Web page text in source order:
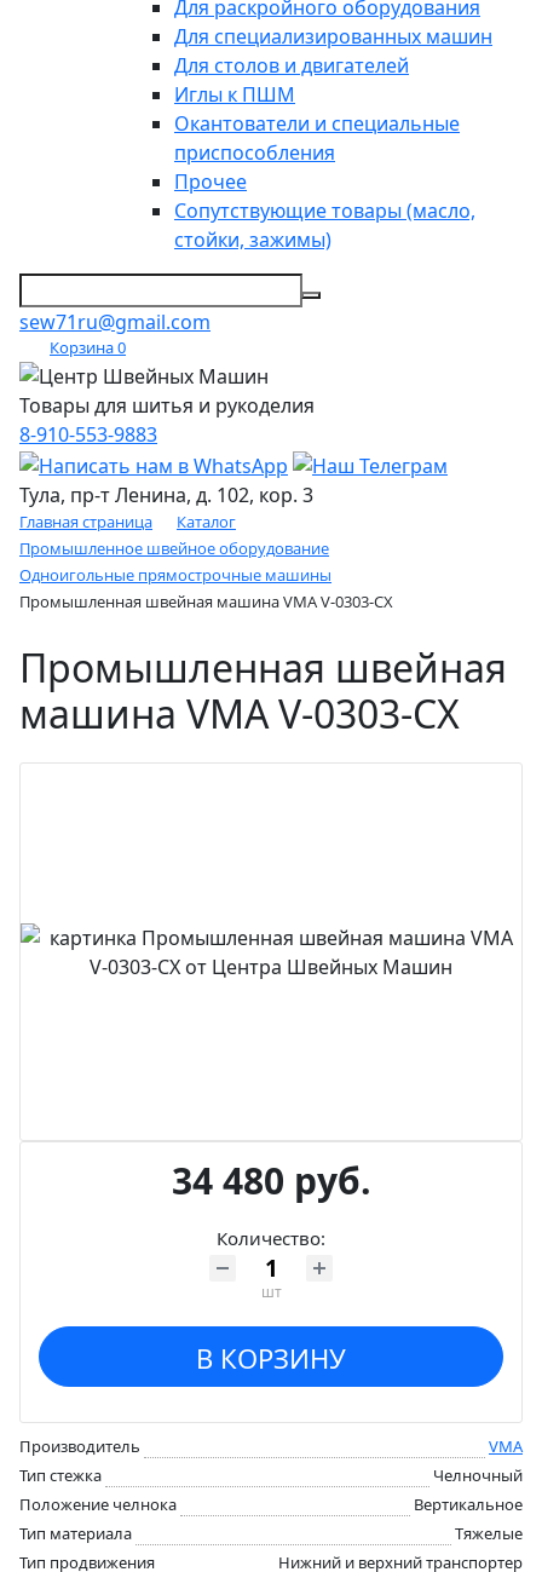
Для раскройного оборудования
Для специализированных машин
Для столов и двигателей
Иглы к ПШМ
Окантователи и специальные
приспособления
Прочее
Сопутствующие товары (масло,
стойки, зажимы)
sew71ru@gmail.com
Корзина0
Товары для шитья и рукоделия
8-910-553-9883
Тула, пр-т Ленина, д. 102, кор. 3
Главная страница
Каталог
Промышленное швейное оборудование
Одноигольные прямострочные машины
Промышленная швейная машина VMA V-0303-CX
Промышленная швейная
машина VMA V-0303-CX
34 480 руб.
Количество:
шт
В КОРЗИНУ
Производитель
VMA
Тип стежка
Челночный
Положение челнока
Вертикальное
Тип материала
Тяжелые
Тип продвижения
Нижний и верхний транспортер